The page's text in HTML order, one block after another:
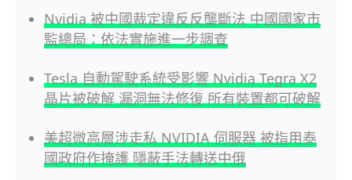
Nvidia 被中國裁定違反反壟斷法 中國國家市
監總局：依法實施進一步調查
Tesla 自動駕駛系統受影響 Nvidia Tegra X2
晶片被破解 漏洞無法修復 所有裝置都可破解
美超微高層涉走私 NVIDIA 伺服器 被指用泰
國政府作掩護 隱蔽手法轉送中俄